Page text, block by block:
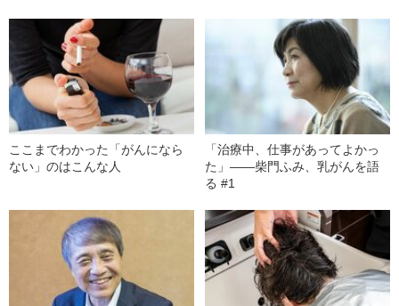
ここまでわかった「がんになら
ない」のはこんな人
「治療中、仕事があってよかっ
た」——柴門ふみ、乳がんを語
る #1